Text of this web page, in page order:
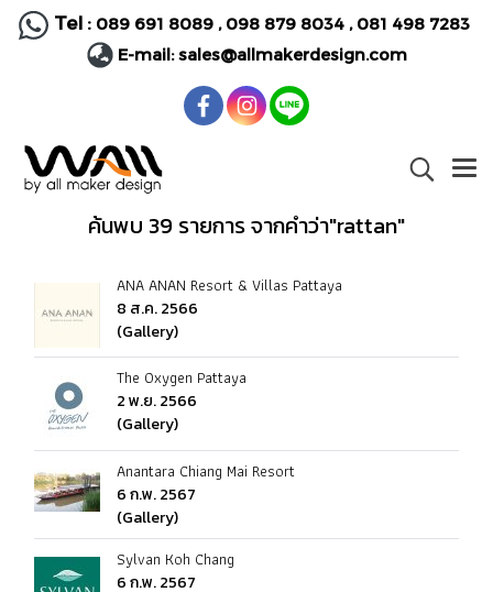
Tel : 089 691 8089, 098 879 8034 , 081 498 7283
E-mail:sales@allmakerdesign.com
ค้นพบ 39 รายการ จากคำว่า"rattan"
ANA ANAN Resort & Villas Pattaya
8 ส.ค. 2566
(Gallery)
The Oxygen Pattaya
2 พ.ย. 2566
(Gallery)
Anantara Chiang Mai Resort
6 ก.พ. 2567
(Gallery)
Sylvan Koh Chang
6 ก.พ. 2567